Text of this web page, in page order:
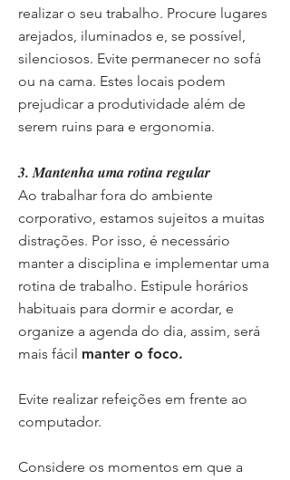
realizar o seu trabalho. Procure lugares
arejados, iluminados e, se possível,
silenciosos. Evite permanecer no sofá
ou na cama. Estes locais podem
prejudicar a produtividade além de
serem ruins para e ergonomia.
3. Mantenha uma rotina regular
Ao trabalhar fora do ambiente
corporativo, estamos sujeitos a muitas
distrações. Por isso, é necessário
manter a disciplina e implementar uma
rotina de trabalho. Estipule horários
habituais para dormir e acordar, e
organize a agenda do dia, assim, será
mais fácil manter o foco.
Evite realizar refeições em frente ao
computador.
Considere os momentos em que a